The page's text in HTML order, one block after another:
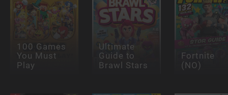
100 Games
You Must
Play
Ultimate
Guide to
Brawl Stars
Fortnite
(NO)